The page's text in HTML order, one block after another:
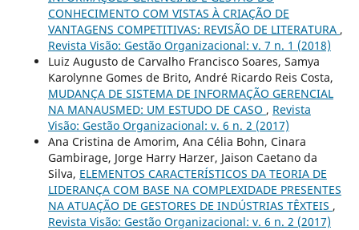
CONHECIMENTO COM VISTAS À CRIAÇÃO DE
VANTAGENS COMPETITIVAS: REVISÃO DE LITERATURA ,
Revista Visão: Gestão Organizacional: v. 7 n. 1 (2018)
Luiz Augusto de Carvalho Francisco Soares, Samya
Karolynne Gomes de Brito, André Ricardo Reis Costa,
MUDANÇA DE SISTEMA DE INFORMAÇÃO GERENCIAL
NA MANAUSMED: UM ESTUDO DE CASO , Revista
Visão: Gestão Organizacional: v. 6 n. 2 (2017)
Ana Cristina de Amorim, Ana Célia Bohn, Cinara
Gambirage, Jorge Harry Harzer, Jaison Caetano da
Silva, ELEMENTOS CARACTERÍSTICOS DA TEORIA DE
LIDERANÇA COM BASE NA COMPLEXIDADE PRESENTES
NA ATUAÇÃO DE GESTORES DE INDÚSTRIAS TÊXTEIS ,
Revista Visão: Gestão Organizacional: v. 6 n. 2 (2017)